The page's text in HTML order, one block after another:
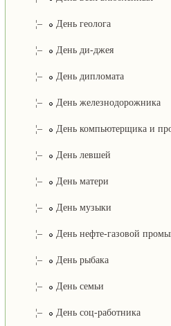
¦– День геолога
¦– День ди-джея
¦– День дипломата
¦– День железнодорожника
¦– День компьютерщика и
¦– День левшей
¦– День матери
¦– День музыки
¦– День нефте-газовой
¦– День рыбака
¦– День семьи
¦– День соц-работника